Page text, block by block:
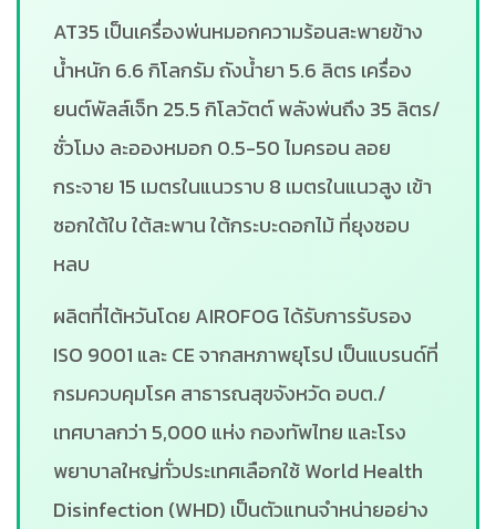
AT35 เป็นเครื่องพ่นหมอกความร้อนสะพายข้าง
น้ำหนัก 6.6 กิโลกรัม ถังน้ำยา 5.6 ลิตร เครื่อง
ยนต์พัลส์เจ็ท 25.5 กิโลวัตต์ พลังพ่นถึง 35 ลิตร/
ชั่วโมง ละอองหมอก 0.5-50 ไมครอน ลอย
กระจาย 15 เมตรในแนวราบ 8 เมตรในแนวสูง เข้า
ซอกใต้ใบ ใต้สะพาน ใต้กระบะดอกไม้ ที่ยุงชอบ
หลบ
ผลิตที่ไต้หวันโดย AIROFOG ได้รับการรับรอง
ISO 9001 และ CE จากสหภาพยุโรป เป็นแบรนด์ที่
กรมควบคุมโรค สาธารณสุขจังหวัด อบต./
เทศบาลกว่า 5,000 แห่ง กองทัพไทย และโรง
พยาบาลใหญ่ทั่วประเทศเลือกใช้ World Health
Disinfection (WHD) เป็นตัวแทนจำหน่ายอย่าง